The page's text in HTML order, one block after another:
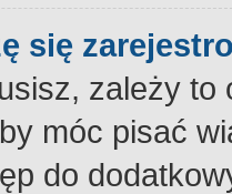
się
zależy
móc pisać
do